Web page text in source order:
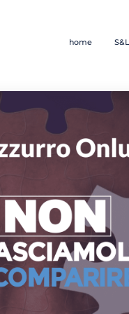
home S&L